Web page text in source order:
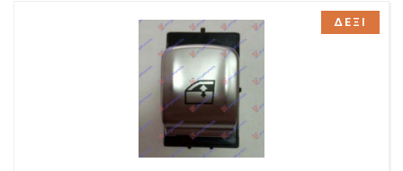
ΔΕΞΙ